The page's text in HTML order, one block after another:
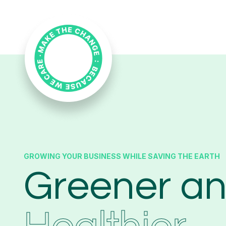
GROWING YOUR BUSINESS WHILE SAVING THE EARTH
Greener